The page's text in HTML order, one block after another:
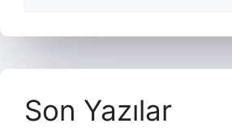
Son Yazılar